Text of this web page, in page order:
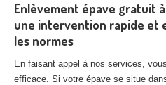
Enlèvement épave gratuit
une intervention rapide et
les normes
En faisant appel à nos services,
efficace. Si votre épave se situe